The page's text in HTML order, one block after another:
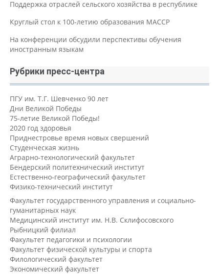
Поддержка отраслей сельского хозяйства в республике
Круглый стол к 100-летию образования МАССР
На конференции обсудили перспективы обучения
иностранным языкам
Рубрики пресс-центра
ПГУ им. Т.Г. Шевченко 90 лет
Дни Великой Победы
75-летие Великой Победы!
2020 год здоровья
Приднестровье время новых свершений
Студенческая жизнь
Аграрно-технологический факультет
Бендерский политехнический институт
Естественно-географический факультет
Физико-технический институт
Факультет государственного управления и социально-
гуманитарных наук
Медицинский институт им. Н.В. Склифосовского
Рыбницкий филиал
Факультет педагогики и психологии
Факультет физической культуры и спорта
Филологический факультет
Экономический факультет